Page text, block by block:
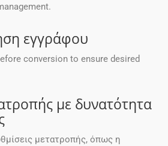
εγγράφου
conversion to ensure desired
με δυνατότητα
μετατροπής, όπως η